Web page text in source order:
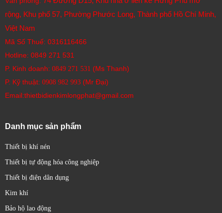
rộng, Khu phố 57, Phường Phước Long, Thành phố Hồ Chí Minh,
Việt Nam
Mã Số Thuế: 0316116466
Hotline: 0849 271 531
P. Kinh doanh: 0849 271 531 (Ms Thanh)
P. Kỹ thuật: 0908 982 993​ (Mr Đại)
Email:thietbidienkimlongphat@gmail.com
Danh mục sản phẩm
Thiết bị khí nén
Thiết bị tự động hóa công nghiệp
Thiết bị điện dân dụng
Kim khí
Bảo hộ lao động